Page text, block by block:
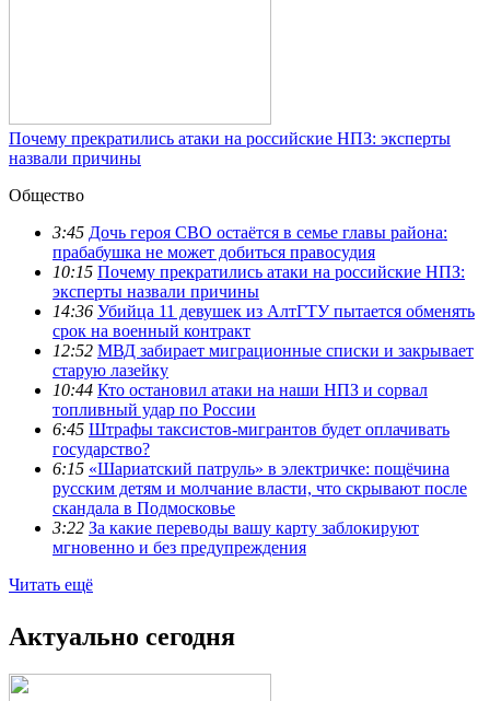
Почему прекратились атаки на российские НПЗ: эксперты
назвали причины
Общество
3:45 Дочь героя СВО остаётся в семье главы района:
прабабушка не может добиться правосудия
10:15 Почему прекратились атаки на российские НПЗ:
эксперты назвали причины
14:36 Убийца 11 девушек из АлтГТУ пытается обменять
срок на военный контракт
12:52 МВД забирает миграционные списки и закрывает
старую лазейку
10:44 Кто остановил атаки на наши НПЗ и сорвал
топливный удар по России
6:45 Штрафы таксистов-мигрантов будет оплачивать
государство?
6:15 «Шариатский патруль» в электричке: пощёчина
русским детям и молчание власти, что скрывают после
скандала в Подмосковье
3:22 За какие переводы вашу карту заблокируют
мгновенно и без предупреждения
Читать ещё
Актуально сегодня